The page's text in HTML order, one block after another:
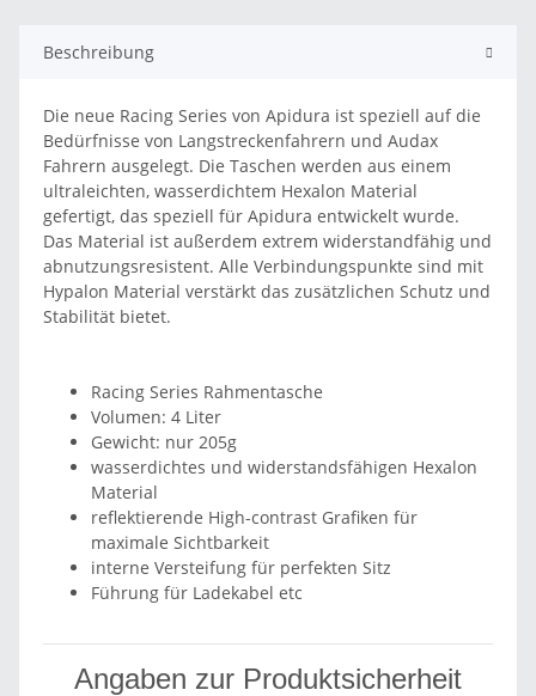
Beschreibung
Die neue Racing Series von Apidura ist speziell auf die
Bedürfnisse von Langstreckenfahrern und Audax
Fahrern ausgelegt. Die Taschen werden aus einem
ultraleichten, wasserdichtem Hexalon Material
gefertigt, das speziell für Apidura entwickelt wurde.
Das Material ist außerdem extrem widerstandfähig und
abnutzungsresistent. Alle Verbindungspunkte sind mit
Hypalon Material verstärkt das zusätzlichen Schutz und
Stabilität bietet.
Racing Series Rahmentasche
Volumen: 4 Liter
Gewicht: nur 205g
wasserdichtes und widerstandsfähigen Hexalon
Material
reflektierende High-contrast Grafiken für
maximale Sichtbarkeit
interne Versteifung für perfekten Sitz
Führung für Ladekabel etc
Angaben zur Produktsicherheit